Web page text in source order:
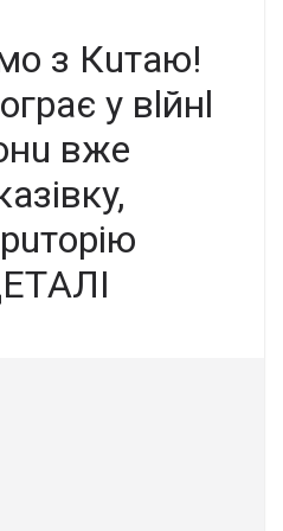
з Кuтaю!
y вlйнl
вжe